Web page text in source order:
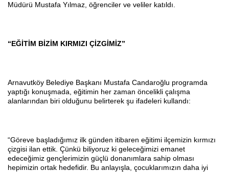
Müdürü Mustafa Yılmaz, öğrenciler ve veliler katıldı.
“EĞİTİM BİZİM KIRMIZI ÇİZGİMİZ”
Arnavutköy Belediye Başkanı Mustafa Candaroğlu programda
yaptığı konuşmada, eğitimin her zaman öncelikli çalışma
alanlarından biri olduğunu belirterek şu ifadeleri kullandı:
“Göreve başladığımız ilk günden itibaren eğitimi ilçemizin kırmızı
çizgisi ilan ettik. Çünkü biliyoruz ki geleceğimizi emanet
edeceğimiz gençlerimizin güçlü donanımlara sahip olması
hepimizin ortak hedefidir. Bu anlayışla, çocuklarımızın daha iyi